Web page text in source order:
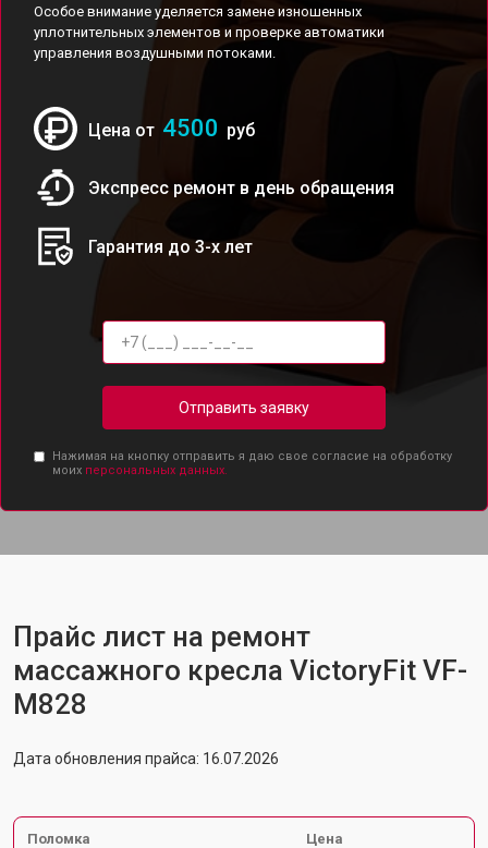
Особое внимание уделяется замене изношенных
уплотнительных элементов и проверке автоматики
управления воздушными потоками.
Цена от 4500 руб
Экспресс ремонт в день обращения
Гарантия до 3-х лет
Отправить заявку
Нажимая на кнопку отправить я даю свое согласие на обработку
моих персональных данных.
Прайс лист на ремонт
массажного кресла VictoryFit VF-
M828
Дата обновления прайса: 16.07.2026
Поломка Цена